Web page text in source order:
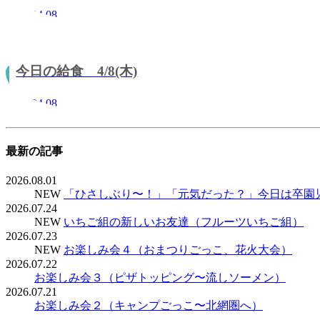
2021.04.08
今日の給食 4/8(木)
2021.04.08
最新の記事
2026.08.01
NEW
「ひさしぶり〜！」「元気だった？」今日は卒園
2026.07.24
NEW いちご組の新しいお友達（フルーツいちご組）
2026.07.23
NEW お楽しみ会４（おまつりごっこ、花火大会）
2026.07.22
お楽しみ会３（ピザトッピング〜流しソーメン）
2026.07.21
お楽しみ会２（キャンプごっこ〜北網圏へ）